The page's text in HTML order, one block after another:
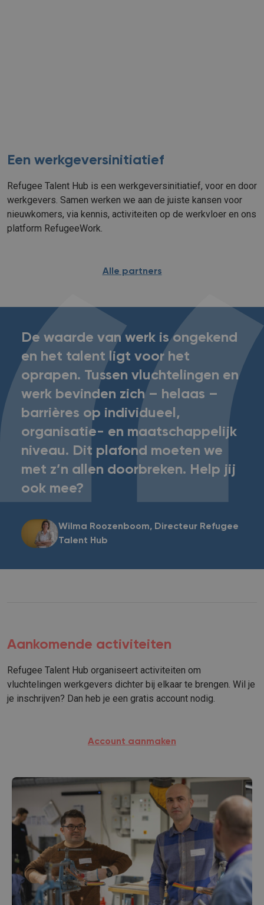
Een werkgeversinitiatief
Refugee Talent Hub is een werkgeversinitiatief, voor en door
werkgevers. Samen werken we aan de juiste kansen voor
nieuwkomers, via kennis, activiteiten op de werkvloer en ons
platform RefugeeWork.
Alle partners
De waarde van werk is ongekend
en het talent ligt voor het
oprapen. Tussen vluchtelingen en
werk bevinden zich – helaas –
barrières op individueel,
organisatie- en maatschappelijk
niveau. Dit plafond moeten we
met z’n allen doorbreken. Help jij
ook mee?
Wilma Roozenboom
Directeur Refugee
Talent Hub
Aankomende activiteiten
Refugee Talent Hub organiseert activiteiten om
vluchtelingen werkgevers dichter bij elkaar te brengen. Wil je
je inschrijven? Dan heb je een gratis account nodig.
Account aanmaken